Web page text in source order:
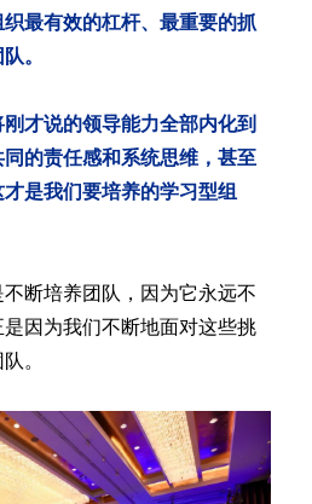
最有效的杠杆、最重要的抓
。
刚才说的领导能力全部内化到
的责任感和系统思维，甚至
是我们要培养的学习型组
断培养团队，因为它永远不
因为我们不断地面对这些挑
。